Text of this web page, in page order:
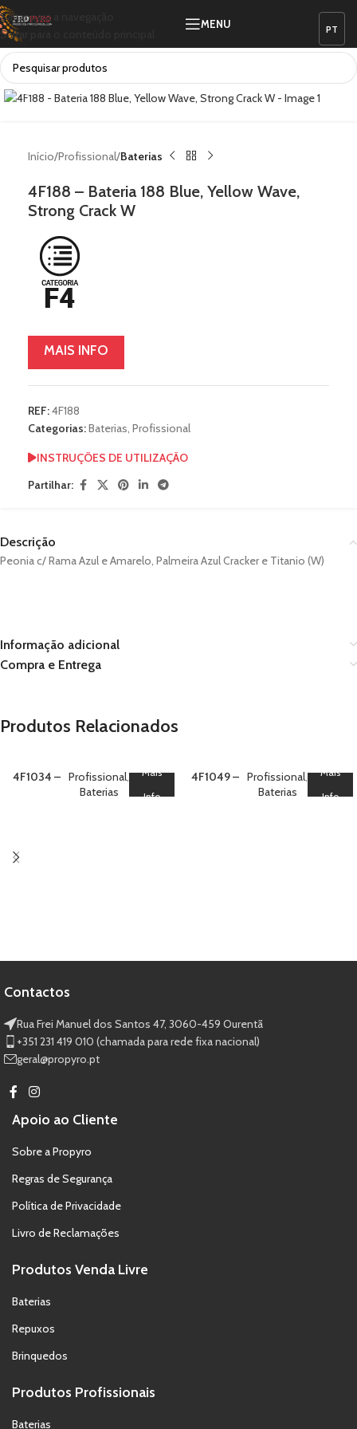
Saltar para a navegação
Saltar para o conteúdo principal
MENU
Clique para ampliar
Início Profissional Baterias
4F188 – Bateria 188 Blue, Yellow Wave,
Strong Crack W
MAIS INFO
REF:4F188
Categorias:Baterias Profissional
INSTRUÇÕES DE UTILIZAÇÃO
Partilhar:
Descrição
Peonia c/ Rama Azul e Amarelo, Palmeira Azul Cracker e Titanio (W)
Informação adicional
Compra e Entrega
Produtos Relacionados
4F1034 –
Green, Blue
Peony S
Profissional
Baterias
Mais
Info
4F1049 – Profissional
Baterias
Mais
Info
Contactos
Rua Frei Manuel dos Santos 47, 3060-459 Ourentã​
+351 231 419 010 (chamada para rede fixa nacional)
geral@propyro.pt
Apoio ao Cliente
Sobre a Propyro
Regras de Segurança
Política de Privacidade
Livro de Reclamações
Produtos Venda Livre
Baterias
Repuxos
Brinquedos
Produtos Profissionais
Baterias